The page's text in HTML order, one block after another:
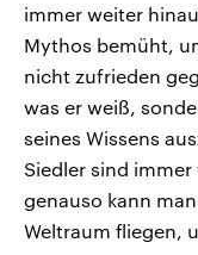
immer weiter
Mythos bemüht,
nicht zufrieden
was er weiß,
seines Wissens
Siedler sind
genauso kann
Weltraum fliegen,